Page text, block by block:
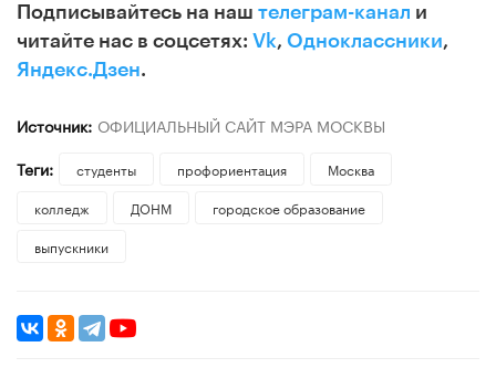
Подписывайтесь на наш телеграм-канал и
читайте нас в соцсетях: Vk, Одноклассники,
Яндекс.Дзен.
Источник: ОФИЦИАЛЬНЫЙ САЙТ МЭРА МОСКВЫ
Теги:
студенты профориентация
Москва
колледж
ДОНМ
городское образование
выпускники